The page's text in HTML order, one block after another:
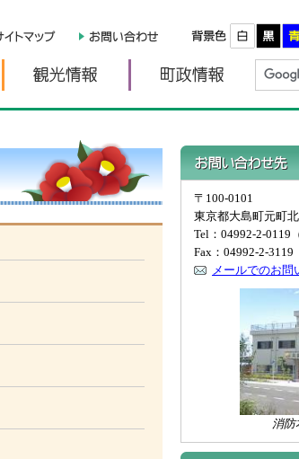
しごとの情報 観光情報 町政情報
〒100-0101
東京都大島町元町
Tel：04992-2-0119
Fax：04992-2-3119
メールでのお問
消